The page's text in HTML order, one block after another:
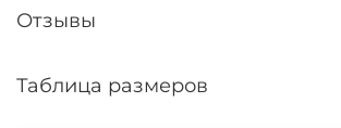
Отзывы
Таблица размеров